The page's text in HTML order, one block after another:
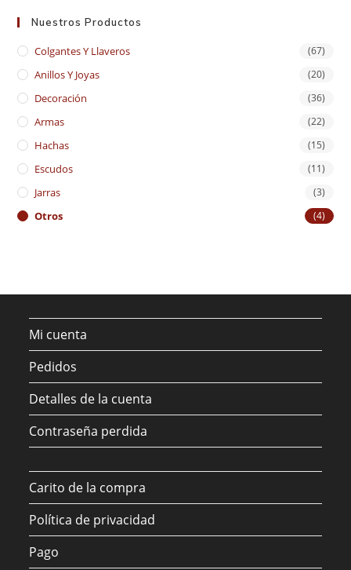
Nuestros Productos
Colgantes Y Llaveros (67)
Anillos Y Joyas (20)
Decoración (36)
Armas (22)
Hachas (15)
Escudos (11)
Jarras (3)
Otros (4)
Mi cuenta
Pedidos
Detalles de la cuenta
Contraseña perdida
Carito de la compra
Política de privacidad
Pago